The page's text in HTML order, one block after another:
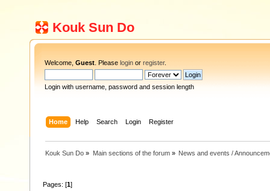
Kouk Sun Do
Welcome, Guest . Please login or register.
Login with username, password and session length
Home Help Search Login Register
Kouk Sun Do » Main sections of the forum» News and events /
Pages: [1]